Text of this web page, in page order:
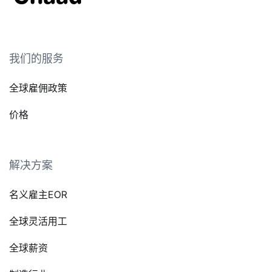
我们的服务
全球雇佣政策
价格
解决方案
名义雇主EOR
全球灵活用工
全球薪资